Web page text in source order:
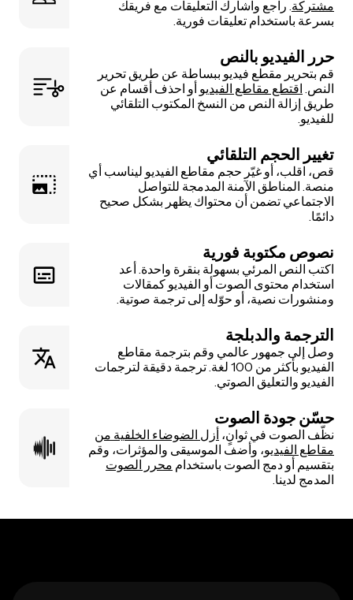
مشتركة. راجع واشارك التعليقات مع فريقك
بسرعة باستخدام تعليقات فورية.
حرر الفيديو بالنص
قم بتحرير مقطع فيديو ببساطة عن طريق تحرير
النص. اقتطع مقاطع الفيديو أو احذف أقسام عن
طريق إزالة النص من النسخ المكتوب التلقائي
للفيديو.
تغيير الحجم التلقائي
قص، اقلب، أو غيّر حجم مقاطع الفيديو ليناسب أي
منصة. المناطق الآمنة المدمجة للتواصل
الاجتماعي تضمن أن محتواك يظهر بشكل صحيح
دائمًا.
نصوص مكتوبة فورية
اكتب النص المرئي بسهولة بنقرة واحدة. أعد
استخدام محتوى الصوت أو الفيديو كمقالات
ومنشورات نصية، أو حوّله إلى ترجمة صوتية.
الترجمة والدبلجة
وصل إلى جمهور عالمي وقم بترجمة مقاطع
الفيديو بأكثر من 100 لغة. ترجمة دقيقة لترجمات
الفيديو والتعليق الصوتي.
حسّن جودة الصوت
نظّف الصوت في ثوانٍ، أزل الضوضاء الخلفية من
مقاطع الفيديو، وأضف الموسيقى والمؤثرات، وقم
بتقسيم أو دمج الصوت باستخدام محرر الصوت
المدمج لدينا.